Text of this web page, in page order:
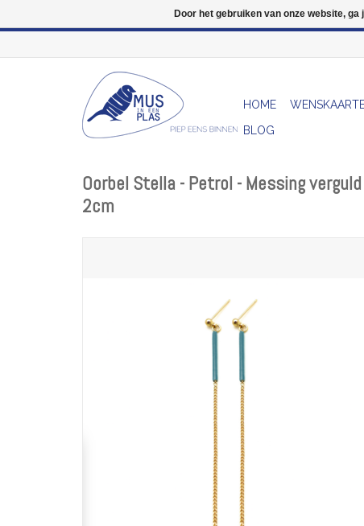
HOME
BLOG
Oorbel Stella - Petrol - Messing
2cm
Door het gebruiken van onze website,